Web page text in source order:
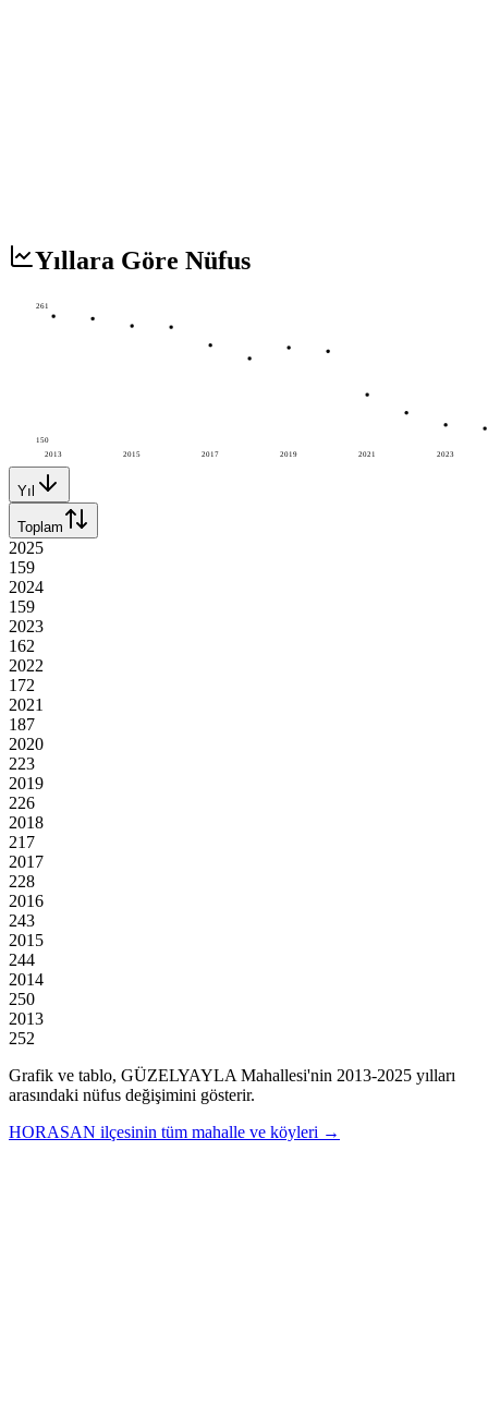
Yıllara Göre Nüfus
2013 2015 2017 2019 2021 2023
261
150
Yıl
Toplam
2025
159
2024
159
2023
162
2022
172
2021
187
2020
223
2019
226
2018
217
2017
228
2016
243
2015
244
2014
250
2013
252
Grafik ve tablo, GÜZELYAYLA Mahallesi'nin 2013-2025 yılları
arasındaki nüfus değişimini gösterir.
HORASAN ilçesinin tüm mahalle ve köyleri →